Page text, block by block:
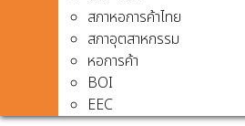
สภาหอการค้าไทย
สภาอุตสาหกรรม
หอการค้า
BOI
EEC